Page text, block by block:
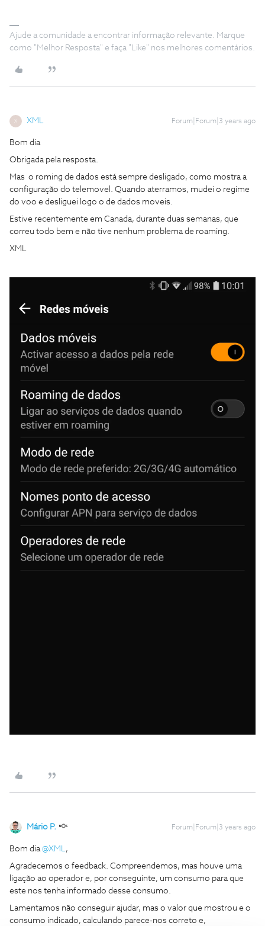
Ajude a comunidade a encontrar informação relevante. Marque
como "Melhor Resposta" e faça "Like" nos melhores comentários.
X XML Forum|Forum|3 years ago
Bom dia
Obrigada pela resposta.
Mas o roming de dados está sempre desligado, como mostra a
configuração do telemovel. Quando aterramos, mudei o regime
do voo e desliguei logo o de dados moveis.
Estive recentemente em Canada, durante duas semanas, que
correu todo bem e não tive nenhum problema de roaming.
XML
Mário P. Forum|Forum|3 years ago
Bom dia@XML,
Agradecemos o feedback. Compreendemos, mas houve uma
ligação ao operador e, por conseguinte, um consumo para que
este nos tenha informado desse consumo.
Lamentamos não conseguir ajudar, mas o valor que mostrou e o
consumo indicado, calculando parece-nos correto e,